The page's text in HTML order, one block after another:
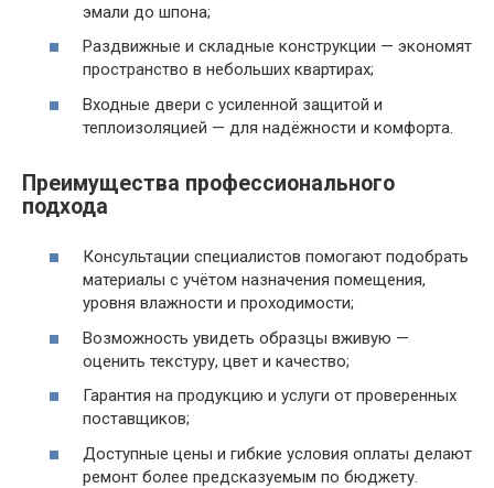
эмали до шпона;
Раздвижные и складные конструкции — экономят
пространство в небольших квартирах;
Входные двери с усиленной защитой и
теплоизоляцией — для надёжности и комфорта.
Преимущества профессионального
подхода
Консультации специалистов помогают подобрать
материалы с учётом назначения помещения,
уровня влажности и проходимости;
Возможность увидеть образцы вживую —
оценить текстуру, цвет и качество;
Гарантия на продукцию и услуги от проверенных
поставщиков;
Доступные цены и гибкие условия оплаты делают
ремонт более предсказуемым по бюджету.